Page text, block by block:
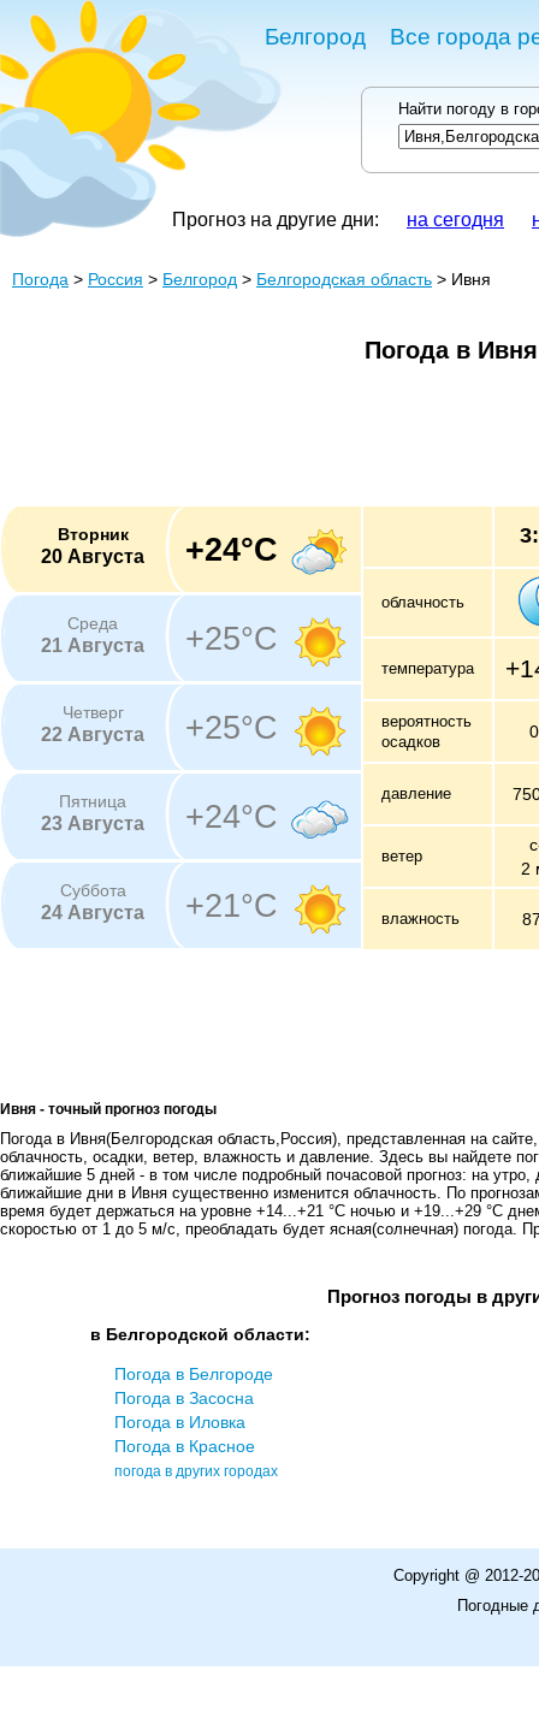
Белгород Все города
Найти погоду в
Прогноз на другие дни: на сегодня
Погода > Россия > Белгород > Белгородская область > Ивня
Погода в Ивня
Вторник
20 Августа +24°C
Среда
21 Августа +25°C
Четверг
22 Августа +25°C
Пятница
23 Августа +24°C
Суббота
24 Августа +21°C
облачность
температура
вероятность
осадков
давление
ветер
2
влажность
Ивня - точный прогноз погоды
Погода в Ивня(Белгородская область,Россия), представленная на
облачность, осадки, ветер, влажность и давление. Здесь вы найдете
ближайшие 5 дней - в том числе подробный почасовой прогноз: на
ближайшие дни в Ивня существенно изменится облачность. По
время будет держаться на уровне +14...+21 °C ночью и +19...+29 °C
скоростью от 1 до 5 м/с, преобладать будет ясная(солнечная) погода.
Прогноз погоды в
в Белгородской области:
Погода в Белгороде
Погода в Засосна
Погода в Иловка
Погода в Красное
погода в других городах
Copyright @ 2012-
Погодные